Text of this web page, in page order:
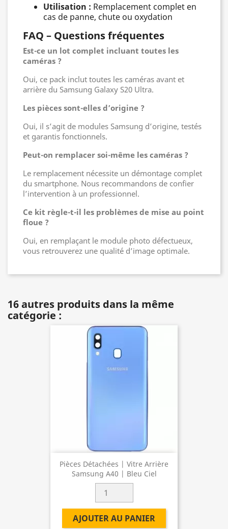
Utilisation : Remplacement complet en
cas de panne, chute ou oxydation
FAQ – Questions fréquentes
Est-ce un lot complet incluant toutes les
caméras ?
Oui, ce pack inclut toutes les caméras avant et
arrière du Samsung Galaxy S20 Ultra.
Les pièces sont-elles d’origine ?
Oui, il s’agit de modules Samsung d’origine, testés
et garantis fonctionnels.
Peut-on remplacer soi-même les caméras ?
Le remplacement nécessite un démontage complet
du smartphone. Nous recommandons de confier
l’intervention à un professionnel.
Ce kit règle-t-il les problèmes de mise au point
floue ?
Oui, en remplaçant le module photo défectueux,
vous retrouverez une qualité d’image optimale.
16 autres produits dans la même
catégorie :
Pièces Détachées | Vitre Arrière
Samsung A40 | Bleu Ciel
AJOUTER AU PANIER